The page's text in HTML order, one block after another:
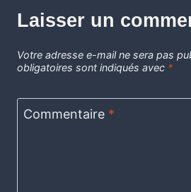
Laisser un
Votre adresse e-mail ne sera pas
obligatoires sont indiqués avec *
Commentaire *